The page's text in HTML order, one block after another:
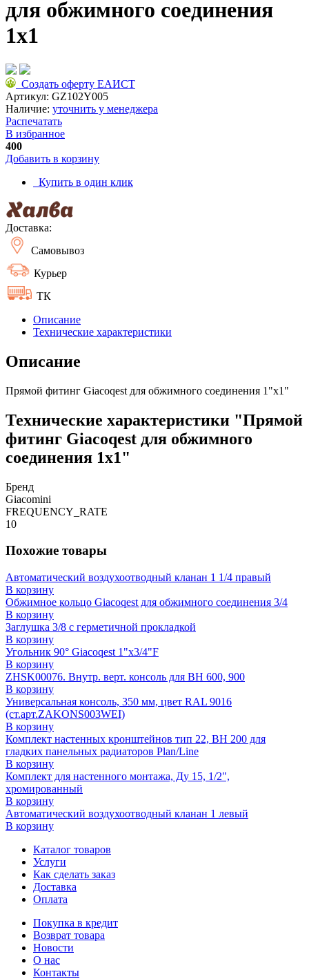
для обжимного соединения
1x1
Создать оферту ЕАИСТ
Артикул: GZ102Y005
Наличие: уточнить у менеджера
Распечатать
В избранное
400
Добавить в корзину
Купить в один клик
Доставка:
Самовывоз
Курьер
ТК
Описание
Технические характеристики
Описание
Прямой фитинг Giacoqest для обжимного соединения 1"x1"
Технические характеристики "Прямой
фитинг Giacoqest для обжимного
соединения 1x1"
Бренд
Giacomini
FREQUENCY_RATE
10
Похожие товары
Автоматический воздухоотводный кланан 1 1/4 правый
В корзину
Обжимное кольцо Giacoqest для обжимного соединения 3/4
В корзину
Заглушка 3/8 с герметичной прокладкой
В корзину
Угольник 90° Giacoqest 1"x3/4"F
В корзину
ZHSK00076. Внутр. верт. консоль для ВН 600, 900
В корзину
Универсальная консоль, 350 мм, цвет RAL 9016
(ст.арт.ZAKONS003WEI)
В корзину
Комплект настенных кронштейнов тип 22, ВН 200 для
гладких панельных радиаторов Plan/Line
В корзину
Комплект для настенного монтажа, Ду 15, 1/2",
хромированный
В корзину
Автоматический воздухоотводный кланан 1 левый
В корзину
Каталог товаров
Услуги
Как сделать заказ
Доставка
Оплата
Покупка в кредит
Возврат товара
Новости
О нас
Контакты